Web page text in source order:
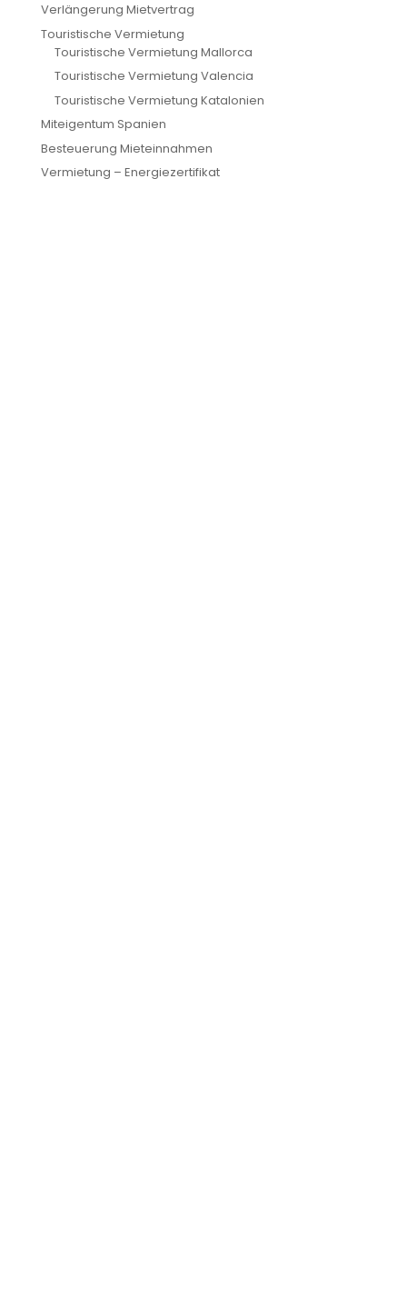
Verlängerung Mietvertrag
Touristische Vermietung
Touristische Vermietung Mallorca
Touristische Vermietung Valencia
Touristische Vermietung Katalonien
Miteigentum Spanien
Besteuerung Mieteinnahmen
Vermietung – Energiezertifikat